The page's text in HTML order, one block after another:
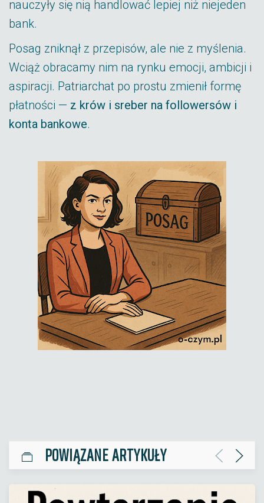
nauczyły się nią handlować lepiej niż niejeden
bank.
Posag zniknął z przepisów, ale nie z myślenia.
Wciąż obracamy nim na rynku emocji, ambicji i
aspiracji. Patriarchat po prostu zmienił formę
płatności — z krów i sreber na followersów i
konta bankowe.
POWIĄZANE ARTYKUŁY